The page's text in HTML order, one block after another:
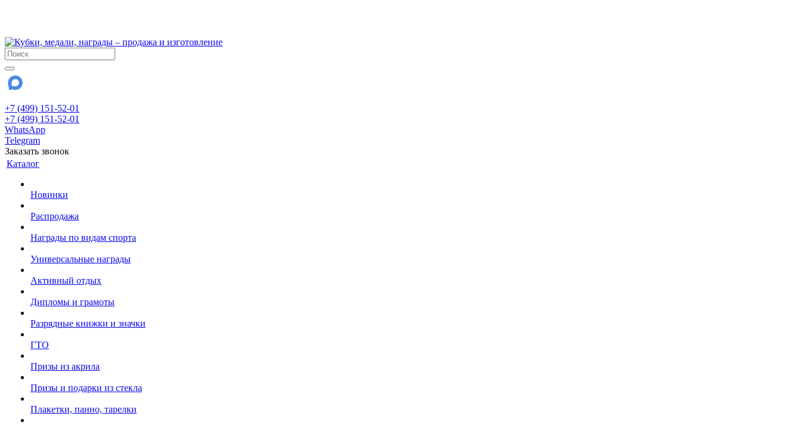
+7 (499) 151-52-01
+7 (499) 151-52-01
WhatsApp
Telegram
Заказать звонок
Каталог
Новинки
Распродажа
Награды по видам спорта
Универсальные награды
Активный отдых
Дипломы и грамоты
Разрядные книжки и значки
ГТО
Призы из акрила
Призы и подарки из стекла
Плакетки, панно, тарелки